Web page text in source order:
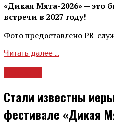
«Дикая Мята-2026» — это
встречи в 2027 году!
Фото предоставлено PR-
Читать далее ...
Стали известны
фестивале «Дикая